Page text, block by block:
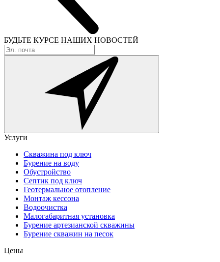
БУДЬТЕ КУРСЕ НАШИХ НОВОСТЕЙ
Услуги
Скважина под ключ
Бурение на воду
Обустройство
Септик под ключ
Геотермальное отопление
Монтаж кессона
Водоочистка
Малогабаритная установка
Бурение артезианской скважины
Бурение скважин на песок
Цены